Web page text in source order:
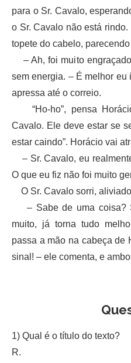
para o Sr. Cavalo,
o Sr. Cavalo não está
topete do cabelo,
– Ah, foi muito
sem energia. – É melhor
apressa até o correio.
“Ho-ho”, pensa
Cavalo. Ele deve estar se
estar caindo”. Horácio vai
– Sr. Cavalo, eu
O que eu fiz não foi muito
O Sr. Cavalo sorri,
– Sabe de uma coisa?
muito, já torna tudo
passa a mão na cabeça de
sinal! – ele comenta, e
1) Qual é o título do texto?
R.